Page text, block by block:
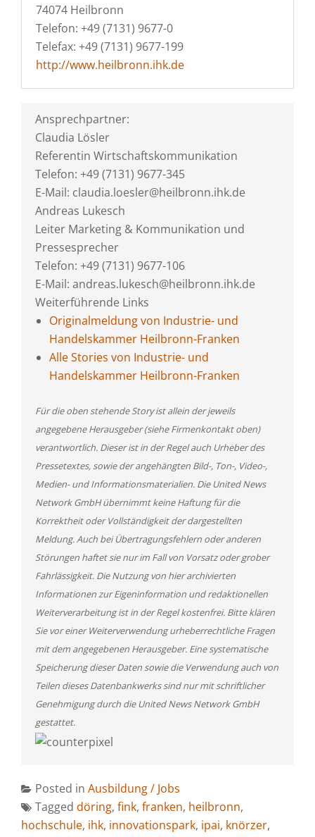
74074 Heilbronn
Telefon: +49 (7131) 9677-0
Telefax: +49 (7131) 9677-199
http://www.heilbronn.ihk.de
Ansprechpartner:
Claudia Lösler
Referentin Wirtschaftskommunikation
Telefon: +49 (7131) 9677-345
E-Mail: claudia.loesler@heilbronn.ihk.de
Andreas Lukesch
Leiter Marketing & Kommunikation und
Pressesprecher
Telefon: +49 (7131) 9677-106
E-Mail: andreas.lukesch@heilbronn.ihk.de
Weiterführende Links
Originalmeldung von Industrie- und
Handelskammer Heilbronn-Franken
Alle Stories von Industrie- und
Handelskammer Heilbronn-Franken
Für die oben stehende Story ist allein der jeweils
angegebene Herausgeber (siehe Firmenkontakt oben)
verantwortlich. Dieser ist in der Regel auch Urheber des
Pressetextes, sowie der angehängten Bild-, Ton-, Video-,
Medien- und Informationsmaterialien. Die United News
Network GmbH übernimmt keine Haftung für die
Korrektheit oder Vollständigkeit der dargestellten
Meldung. Auch bei Übertragungsfehlern oder anderen
Störungen haftet sie nur im Fall von Vorsatz oder grober
Fahrlässigkeit. Die Nutzung von hier archivierten
Informationen zur Eigeninformation und redaktionellen
Weiterverarbeitung ist in der Regel kostenfrei. Bitte klären
Sie vor einer Weiterverwendung urheberrechtliche Fragen
mit dem angegebenen Herausgeber. Eine systematische
Speicherung dieser Daten sowie die Verwendung auch von
Teilen dieses Datenbankwerks sind nur mit schriftlicher
Genehmigung durch die United News Network GmbH
gestattet.
Posted in Ausbildung / Jobs
Tagged döring, fink, franken, heilbronn,
hochschule, ihk, innovationspark, ipai, knörzer,